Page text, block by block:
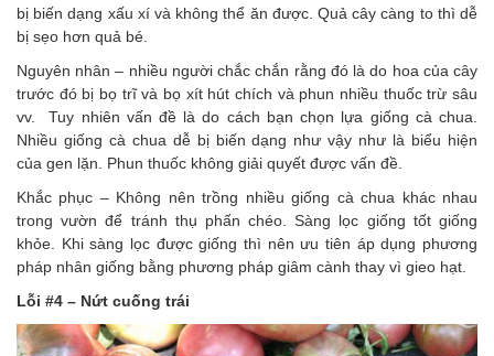
bị biến dạng xấu xí và không thể ăn được. Quả cây càng to thì dễ
bị sẹo hơn quả bé.
Nguyên nhân – nhiều người chắc chắn rằng đó là do hoa của cây
trước đó bị bọ trĩ và bọ xít hút chích và phun nhiều thuốc trừ sâu
vv. Tuy nhiên vấn đề là do cách bạn chọn lựa giống cà chua.
Nhiều giống cà chua dễ bị biến dạng như vậy như là biểu hiện
của gen lặn. Phun thuốc không giải quyết được vấn đề.
Khắc phục – Không nên trồng nhiều giống cà chua khác nhau
trong vườn để tránh thụ phấn chéo. Sàng lọc giống tốt giống
khỏe. Khi sàng lọc được giống thì nên ưu tiên áp dụng phương
pháp nhân giống bằng phương pháp giâm cành thay vì gieo hạt.
Lỗi #4 – Nứt cuống trái